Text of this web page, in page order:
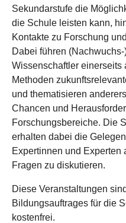
Sekundarstufe die
die Schule leisten kann,
Kontakte zu Forschung
Dabei führen
Wissenschaftler einerseits
Methoden
und thematisieren
Chancen und
Forschungsbereiche. Die
erhalten dabei die
Expertinnen und Experten
Fragen zu diskutieren.
Diese Veranstaltungen
Bildungsauftrages für die
kostenfrei.